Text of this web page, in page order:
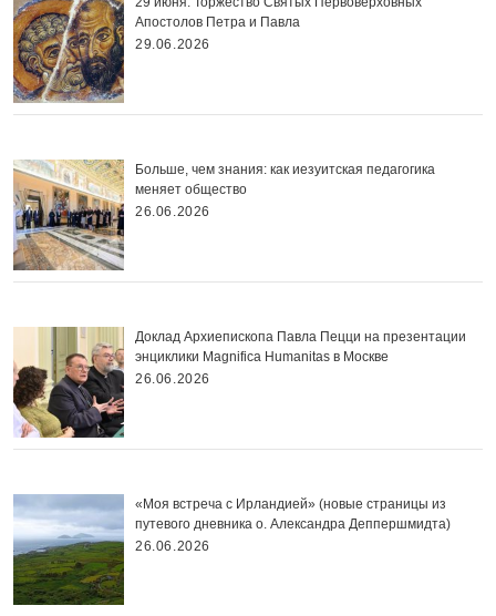
Апостолов Петра и Павла
29.06.2026
Больше, чем знания: как иезуитская педагогика
меняет общество
26.06.2026
Доклад Архиепископа Павла Пецци на презентации
энциклики Magnifica Нumanitas в Москве
26.06.2026
«Моя встреча с Ирландией» (новые страницы из
путевого дневника о. Александра Деппершмидта)
26.06.2026